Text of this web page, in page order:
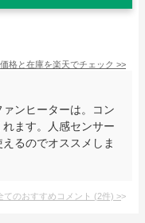
価格と在庫を楽天でチェック >>
ンヒーターは。コン
ます。人感センサー
るのでオススメしま
てのおすすめコメント (2件) >